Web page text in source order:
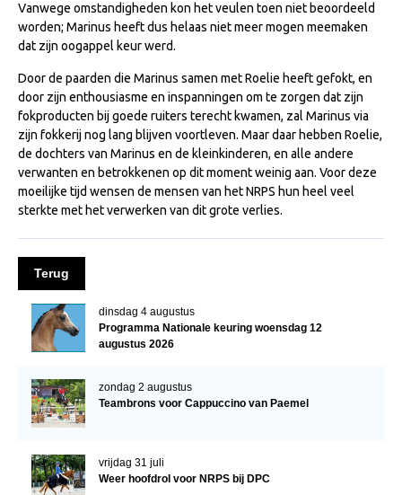
Regionale Keuringen
Nationale Keuring
Late Veulenkeuring
ABOP
Sport
Wereldkampioenschap Jonge Paarden
Dutch Pony Championship
Evenementen
Veulenregistratie
Zoek een NRPS paard
Informatie aan je paard of pony toevoegen
Onze fokkerij
Vanwege omstandigheden kon het veulen toen niet beoordeeld
worden; Marinus heeft dus helaas niet meer mogen meemaken
dat zijn oogappel keur werd.
Door de paarden die Marinus samen met Roelie heeft gefokt, en
door zijn enthousiasme en inspanningen om te zorgen dat zijn
fokproducten bij goede ruiters terecht kwamen, zal Marinus via
zijn fokkerij nog lang blijven voortleven. Maar daar hebben Roelie,
de dochters van Marinus en de kleinkinderen, en alle andere
verwanten en betrokkenen op dit moment weinig aan. Voor deze
moeilijke tijd wensen de mensen van het NRPS hun heel veel
sterkte met het verwerken van dit grote verlies.
Terug
dinsdag 4 augustus
Programma Nationale keuring woensdag 12
augustus 2026
zondag 2 augustus
Teambrons voor Cappuccino van Paemel
vrijdag 31 juli
Weer hoofdrol voor NRPS bij DPC